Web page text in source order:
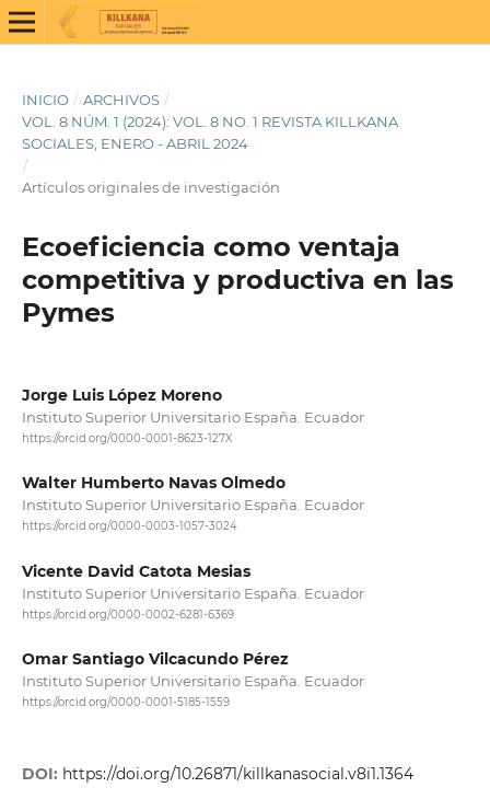
INICIO / ARCHIVOS /
VOL. 8 NÚM. 1 (2024): VOL. 8 NO. 1 REVISTA KILLKANA
SOCIALES, ENERO - ABRIL 2024
/
Artículos originales de investigación
Ecoeficiencia como ventaja
competitiva y productiva en las
Pymes
Jorge Luis López Moreno
Instituto Superior Universitario España. Ecuador
https://orcid.org/0000-0001-8623-127X
Walter Humberto Navas Olmedo
Instituto Superior Universitario España. Ecuador
https://orcid.org/0000-0003-1057-3024
Vicente David Catota Mesias
Instituto Superior Universitario España. Ecuador
https://orcid.org/0000-0002-6281-6369
Omar Santiago Vilcacundo Pérez
Instituto Superior Universitario España. Ecuador
https://orcid.org/0000-0001-5185-1559
DOI: https://doi.org/10.26871/killkanasocial.v8i1.1364